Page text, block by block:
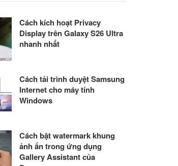
Cách kích hoạt Privacy
Display trên Galaxy S26 Ultra
nhanh nhất
Cách tải trình duyệt Samsung
Internet cho máy tính
Windows
Cách bật watermark khung
ảnh ẩn trong ứng dụng
Gallery Assistant của